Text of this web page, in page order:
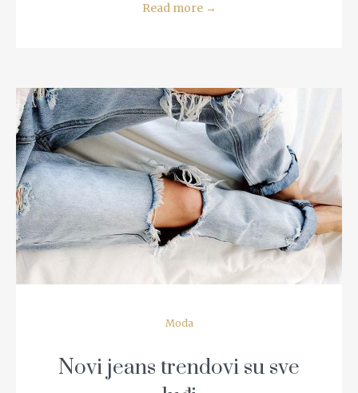
Read more →
READ MORE
Moda
Novi jeans trendovi su sve